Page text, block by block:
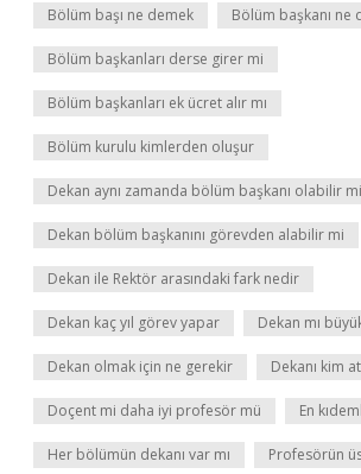
Bölüm başı ne demek Bölüm başkanı ne
Bölüm başkanları derse girer mi
Bölüm başkanları ek ücret alır mı
Bölüm kurulu kimlerden oluşur
Dekan aynı zamanda bölüm başkanı olabilir mi
Dekan bölüm başkanını görevden alabilir mi
Dekan ile Rektör arasındaki fark nedir
Dekan kaç yıl görev yapar Dekan mı
Dekan olmak için ne gerekir Dekanı kim
Doçent mi daha iyi profesör mü En
Her bölümün dekanı var mı Profesörün